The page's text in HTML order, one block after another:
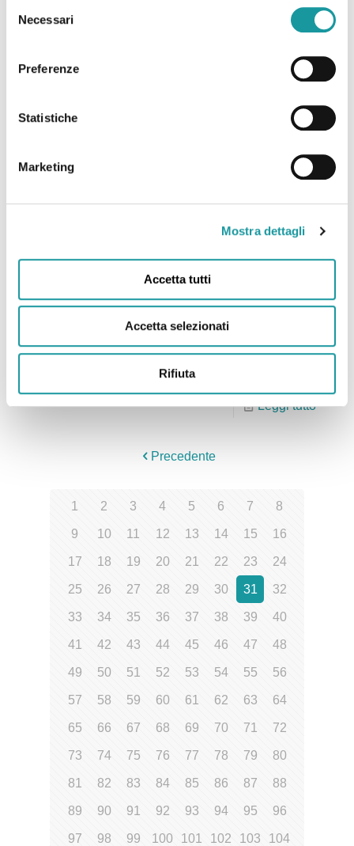
delNecessari
Preferenze
Statistiche
Marketing
Mostra dettagli
Accetta tutti
Accetta selezionati
Rifiuta
Il Mercatino di Natale
Solidale di Ageop Ricerca
Il mercatino per un Natale solidale è stato
organizzato da Ageop Ricerca Odv in
collaborazione con il quartiere S. Stefano e
A.I.C.S.,l’iniziativa dove trovare regali…che
Leggi tutto
Precedente
1 2 3 4 5 6 7 8
9 10 11 12 13 14 15 16
17 18 19 20 21 22 23 24
25 26 27 28 29 30 31 32
33 34 35 36 37 38 39 40
41 42 43 44 45 46 47 48
49 50 51 52 53 54 55 56
57 58 59 60 61 62 63 64
65 66 67 68 69 70 71 72
73 74 75 76 77 78 79 80
81 82 83 84 85 86 87 88
89 90 91 92 93 94 95 96
97 98 99 100 101 102 103 104